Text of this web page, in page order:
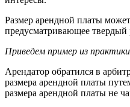
Размер арендной платы
предусматривающее твердый
Приведем пример из
Арендатор обратился в
размера арендной платы
размера арендной платы не